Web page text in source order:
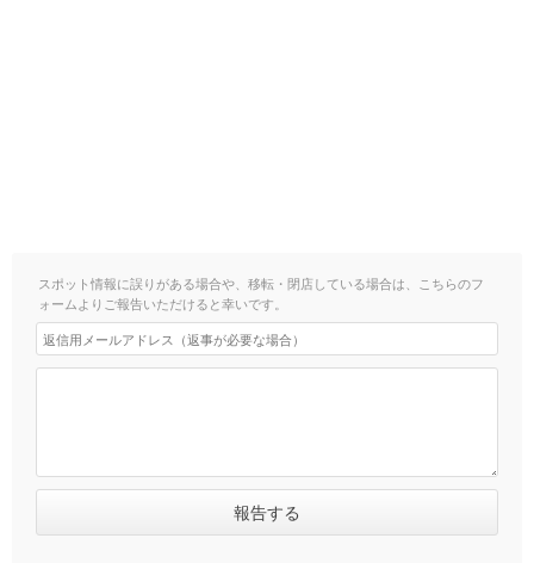
スポット情報に誤りがある場合や、移転・閉店している場合は、こちらのフ
ォームよりご報告いただけると幸いです。